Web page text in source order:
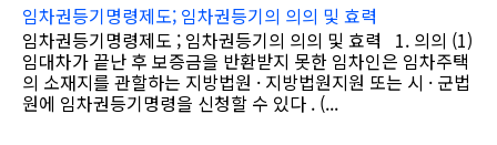
임차권등기명령제도; 임차권등기의 의의 및 효력
임차권등기명령제도 ; 임차권등기의 의의 및 효력 1. 의의 (1)
임대차가 끝난 후 보증금을 반환받지 못한 임차인은 임차주택
의 소재지를 관할하는 지방법원 · 지방법원지원 또는 시 · 군법
원에 임차권등기명령을 신청할 수 있다 . (...